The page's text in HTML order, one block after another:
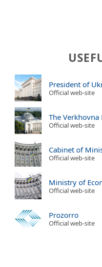
President of
Official web-site
The Verkhovna
Official web-site
Cabinet of
Official web-site
Ministry of
Official web-site
Prozorro
Official web-site